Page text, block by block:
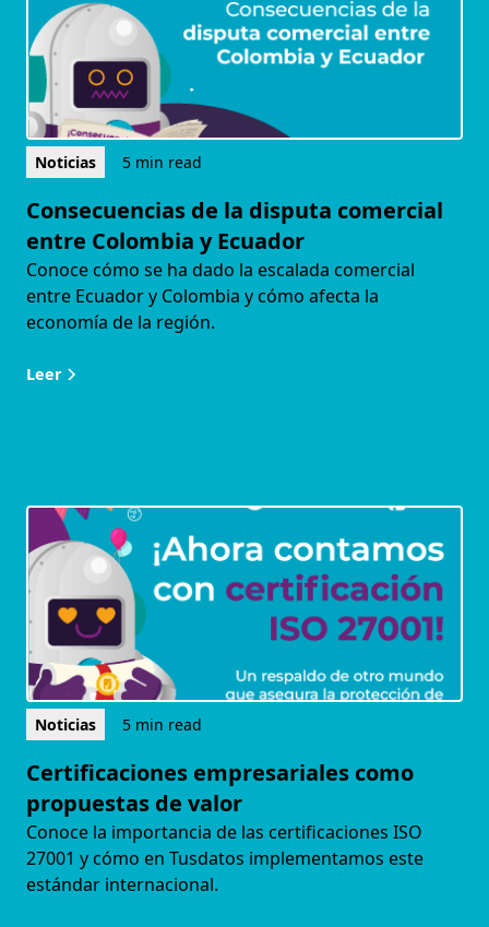
Noticias 5 min read
Consecuencias de la disputa comercial
entre Colombia y Ecuador
Conoce cómo se ha dado la escalada comercial
entre Ecuador y Colombia y cómo afecta la
economía de la región.
Leer
Noticias 5 min read
Certificaciones empresariales como
propuestas de valor
Conoce la importancia de las certificaciones ISO
27001 y cómo en Tusdatos implementamos este
estándar internacional.